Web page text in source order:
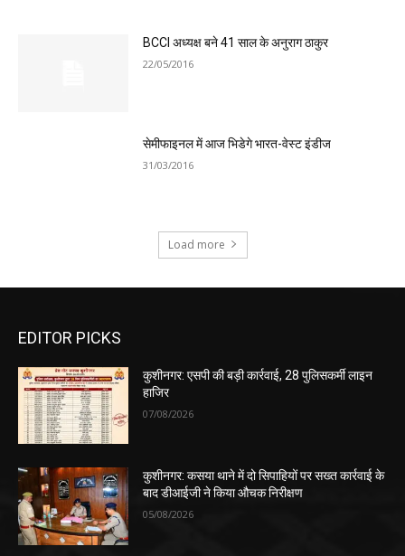
BCCI अध्यक्ष बने 41 साल के अनुराग ठाकुर
22/05/2016
सेमीफाइनल में आज भिडेगे भारत-वेस्ट इंडीज
31/03/2016
Load more
EDITOR PICKS
कुशीनगर: एसपी की बड़ी कार्रवाई, 28 पुलिसकर्मी लाइन
हाजिर
07/08/2026
कुशीनगर: कसया थाने में दो सिपाहियों पर सख्त कार्रवाई के
बाद डीआईजी ने किया औचक निरीक्षण
05/08/2026